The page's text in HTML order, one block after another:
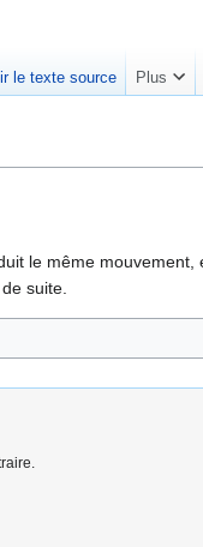
le même mouvement,
suite.
le texte source Plus